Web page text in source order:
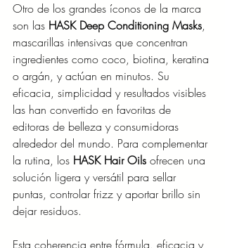
Otro de los grandes íconos de la marca
son las HASK Deep Conditioning Masks,
mascarillas intensivas que concentran
ingredientes como coco, biotina, keratina
o argán, y actúan en minutos. Su
eficacia, simplicidad y resultados visibles
las han convertido en favoritas de
editoras de belleza y consumidoras
alrededor del mundo. Para complementar
la rutina, los HASK Hair Oils ofrecen una
solución ligera y versátil para sellar
puntas, controlar frizz y aportar brillo sin
dejar residuos.
Esta coherencia entre fórmula, eficacia y